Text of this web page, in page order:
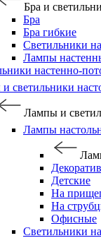
Бра и
Бра
Бра гибкие
Светильники
Лампы
настенно-
светильники
Лампы и
Лампы
Детские
На
На
Офисные
Светильники